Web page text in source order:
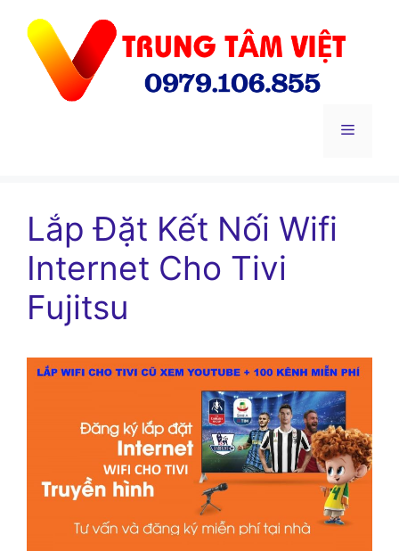
Menu
Lắp Đặt Kết Nối Wifi
Internet Cho Tivi
Fujitsu